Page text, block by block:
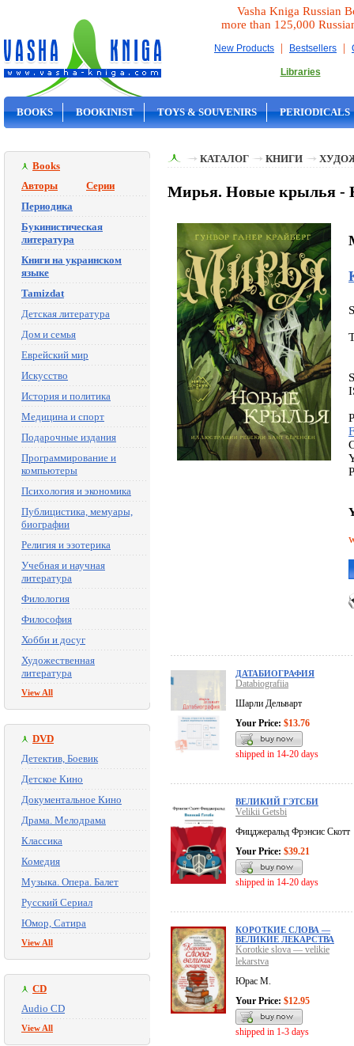
Vasha Kniga Russian
more than 125,000
New Products | Bestsellers |
Libraries
BOOKS BOOKINIST TOYS & SOUVENIRS PERIODICALS
Books
Авторы
Серии
Периодика
Букинистическая
литература
Книги на украинском
языке
Tamizdat
Детская литература
Дом и семья
Еврейский мир
Искусство
История и политика
Медицина и спорт
Подарочные издания
Программирование и
компьютеры
Психология и экономика
Публицистика, мемуары,
биографии
Религия и эзотерика
Учебная и научная
литература
Филология
Философия
Хобби и досуг
Художественная
литература
View All
DVD
Детектив, Боевик
Детское Кино
Документальное Кино
Драма. Мелодрама
Классика
Комедия
Музыка. Опера. Балет
Русский Сериал
Юмор, Сатира
View All
CD
Audio CD
View All
КАТАЛОГ КНИГИ
Мирья. Новые крылья -
ДАТАБИОГРАФИЯ
Databiografiia
Шарли Дельварт
Your Price: $13.76
shipped in 14-20 days
ВЕЛИКИЙ ГЭТСБИ
Velikii Getsbi
Фицджеральд Фрэнсис Скотт
Your Price: $39.21
shipped in 14-20 days
КОРОТКИЕ СЛОВА —
ВЕЛИКИЕ ЛЕКАРСТВА
Korotkie slova — velikie
lekarstva
Юрас М.
Your Price: $12.95
shipped in 1-3 days